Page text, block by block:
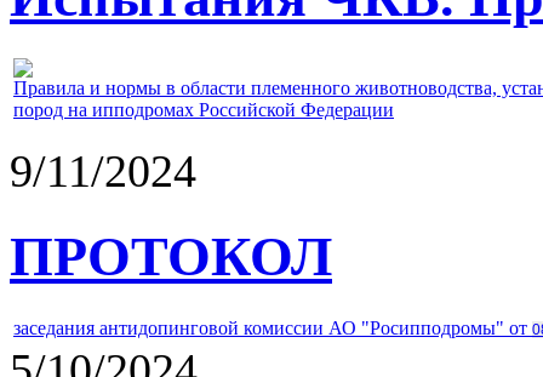
Правила и нормы в области племенного животноводства,
пород на ипподромах Российской Федерации
9/11/2024
ПРОТОКОЛ
заседания антидопинговой комиссии АО "Росипподромы" от